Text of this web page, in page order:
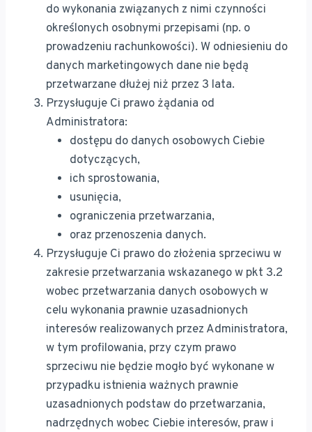
do wykonania związanych z nimi czynności
określonych osobnymi przepisami (np. o
prowadzeniu rachunkowości). W odniesieniu do
danych marketingowych dane nie będą
przetwarzane dłużej niż przez 3 lata.
Przysługuje Ci prawo żądania od
Administratora:
dostępu do danych osobowych Ciebie
dotyczących,
ich sprostowania,
usunięcia,
ograniczenia przetwarzania,
oraz przenoszenia danych.
Przysługuje Ci prawo do złożenia sprzeciwu w
zakresie przetwarzania wskazanego w pkt 3.2
wobec przetwarzania danych osobowych w
celu wykonania prawnie uzasadnionych
interesów realizowanych przez Administratora,
w tym profilowania, przy czym prawo
sprzeciwu nie będzie mogło być wykonane w
przypadku istnienia ważnych prawnie
uzasadnionych podstaw do przetwarzania,
nadrzędnych wobec Ciebie interesów, praw i